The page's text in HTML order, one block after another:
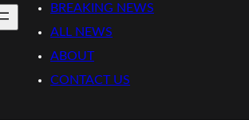
BREAKING NEWS
ALL NEWS
ABOUT
CONTACT US